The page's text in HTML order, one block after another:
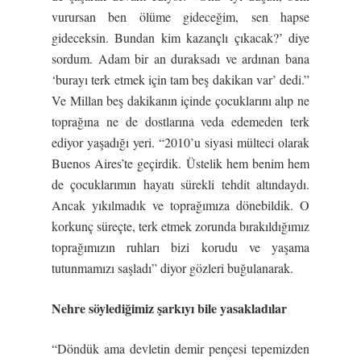
vurursan ben ölüme gideceğim, sen hapse
gideceksin. Bundan kim kazançlı çıkacak?’ diye
sordum. Adam bir an duraksadı ve ardınan bana
‘burayı terk etmek için tam beş dakikan var’ dedi.”
Ve Millan beş dakikanın içinde çocuklarını alıp ne
toprağına ne de dostlarına veda edemeden terk
ediyor yaşadığı yeri. “2010’u siyasi mülteci olarak
Buenos Aires’te geçirdik. Üstelik hem benim hem
de çocuklarımın hayatı sürekli tehdit altındaydı.
Ancak yıkılmadık ve toprağımıza dönebildik. O
korkunç süreçte, terk etmek zorunda bırakıldığımız
toprağımızın ruhları bizi korudu ve yaşama
tutunmamızı saşladı” diyor gözleri buğulanarak.
Nehre söylediğimizşarkıyı bile yasakladılar
“Döndük ama devletin demir pençesi tepemizden